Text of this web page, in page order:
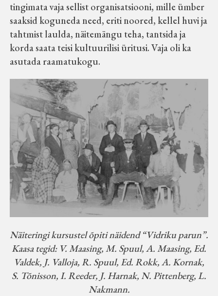
Koduleht on teoks saanud tänu Sillaotsa
Muuseumisõprade Seltsingu, Kohaliku
Omaalgatuse Programmi ja Märjamaa
Vallavalitsuse abile.
tingimata vaja sellist organisatsiooni, mille ümber
saaksid koguneda need, eriti noored, kellel huvi ja
tahtmist laulda, näitemängu teha, tantsida ja
korda saata teisi kultuurilisi üritusi. Vaja oli ka
asutada raamatukogu.
Näiteringi kursustel õpiti näidend “Vidriku parun”.
Kaasa tegid: V. Maasing, M. Spuul, A. Maasing, Ed.
Valdek, J. Valloja, R. Spuul, Ed. Rokk, A. Kornak,
S. Tõnisson, I. Reeder, J. Harnak, N. Pittenberg, L.
Nakmann.